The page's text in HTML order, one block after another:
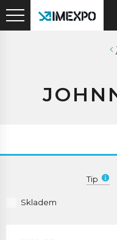
Tip
Skladem